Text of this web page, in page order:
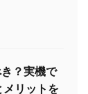
？実機で
メリットを